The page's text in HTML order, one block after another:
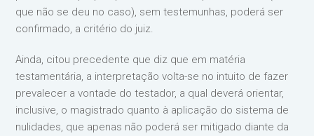
que não se deu no caso), sem testemunhas, poderá ser
confirmado, a critério do juiz.
Ainda, citou precedente que diz que em matéria
testamentária, a interpretação volta-se no intuito de fazer
prevalecer a vontade do testador, a qual deverá orientar,
inclusive, o magistrado quanto à aplicação do sistema de
nulidades, que apenas não poderá ser mitigado diante da